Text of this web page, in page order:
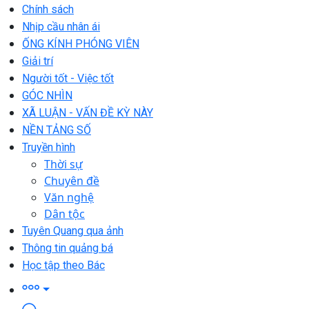
Chính sách
Nhịp cầu nhân ái
ỐNG KÍNH PHÓNG VIÊN
Giải trí
Người tốt - Việc tốt
GÓC NHÌN
XÃ LUẬN - VẤN ĐỀ KỲ NÀY
NỀN TẢNG SỐ
Truyền hình
Thời sự
Chuyên đề
Văn nghệ
Dân tộc
Tuyên Quang qua ảnh
Thông tin quảng bá
Học tập theo Bác